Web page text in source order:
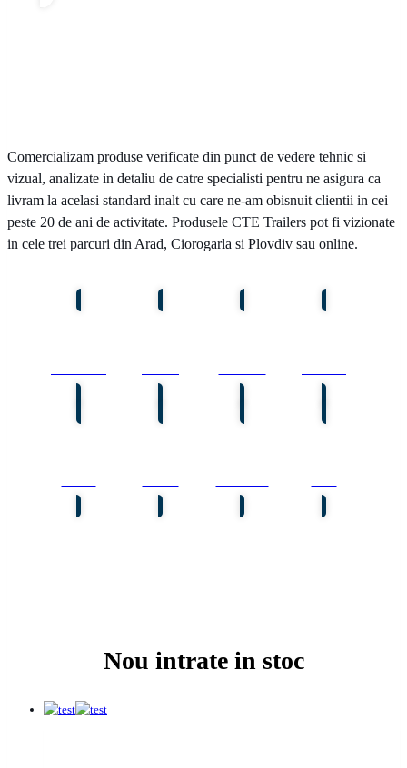
Comercializam produse verificate din punct de vedere tehnic si
vizual, analizate in detaliu de catre specialisti pentru ne asigura ca
livram la acelasi standard inalt cu care ne-am obisnuit clientii in cei
peste 20 de ani de activitate. Produsele CTE Trailers pot fi vizionate
in cele trei parcuri din Arad, Ciorogarla si Plovdiv sau online.
Nou intrate in stoc